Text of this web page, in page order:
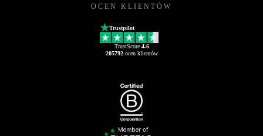
OCEN KLIENTÓW
Trustpilot
TrustScore 4.6
205792ocen klientów